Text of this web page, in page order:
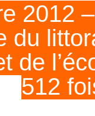
2012
du
de
512